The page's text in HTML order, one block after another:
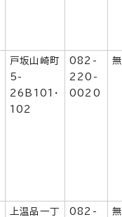
戸坂山崎町
5-
26B101・
102
082-
220-
0020
無
上温品一丁
082-
無